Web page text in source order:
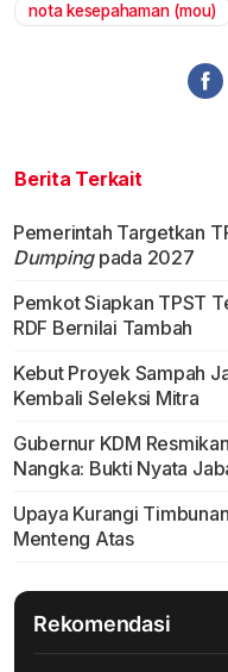
nota kesepahaman (mou)
Berita Terkait
Pemerintah Targetkan
Dumpingpada 2027
Pemkot Siapkan TPST
RDF Bernilai Tambah
Kebut Proyek Sampah
Kembali Seleksi Mitra
Gubernur KDM
Nangka: Bukti Nyata
Upaya Kurangi
Menteng Atas
Rekomendasi